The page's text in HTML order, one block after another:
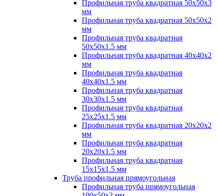
Профильная труба квадратная 50х50х3
мм
Профильная труба квадратная 50х50х2
мм
Профильная труба квадратная
50х50х1.5 мм
Профильная труба квадратная 40х40х2
мм
Профильная труба квадратная
40х40х1.5 мм
Профильная труба квадратная
30х30х1.5 мм
Профильная труба квадратная
25х25х1.5 мм
Профильная труба квадратная 20х20х2
мм
Профильная труба квадратная
20х20х1.5 мм
Профильная труба квадратная
15х15х1.5 мм
Труба профильная прямоугольная
Профильная труба прямоугольная